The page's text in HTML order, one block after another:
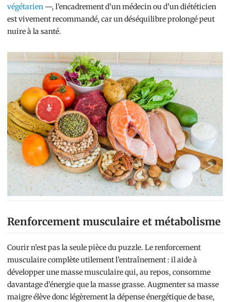
végétarien —, l’encadrement d’un médecin ou d’un diététicien
est vivement recommandé, car un déséquilibre prolongé peut
nuire à la santé.
Renforcement musculaire et métabolisme
Courir n’est pas la seule pièce du puzzle. Le renforcement
musculaire complète utilement l’entraînement : il aide à
développer une masse musculaire qui, au repos, consomme
davantage d’énergie que la masse grasse. Augmenter sa masse
maigre élève donc légèrement la dépense énergétique de base,